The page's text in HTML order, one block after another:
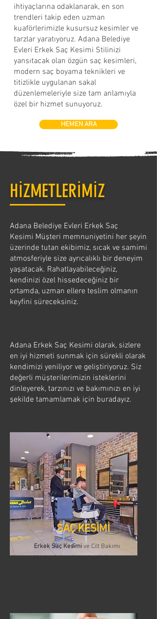
ihtiyaçlarına odaklanarak, en son
trendleri takip eden uzman
kuaförlerimizle kusursuz kesimler ve
tarzlar yaratıyoruz. Adana Belediye
Evleri Erkek Saç Kesimi Stilinizi
yansıtacak olan özgün saç kesimleri,
modern saç boyama teknikleri ve
titizlikle uygulanan sakal
düzenlemeleriyle size tam anlamıyla
özel bir hizmet sunuyoruz.
HEMEN ARA
HİZMETLERİMİZ
Adana Belediye Evleri Erkek Saç
Kesimi Müşteri memnuniyetini her şeyin
üzerinde tutan ekibimiz, sıcak ve samimi
atmosferiyle size ayrıcalıklı bir deneyim
yaşatacak. Rahatlayabileceğiniz,
kendinizi özel hissedeceğiniz bir
ortamda, uzman ellere teslim olmanın
keyfini süreceksiniz.
Adana Erkek Saç Kesimi olarak, sizlere
en iyi hizmeti sunmak için sürekli olarak
kendimizi yeniliyor ve geliştiriyoruz. Siz
değerli müşterilerimizin isteklerini
dinleyerek, tarzınızı ve bakımınızı en iyi
şekilde tamamlamak için buradayız.
SAÇ KESİMİ
Erkek Saç Kesimive Cilt Bakımı
Merkezi olarak, saç kesimi